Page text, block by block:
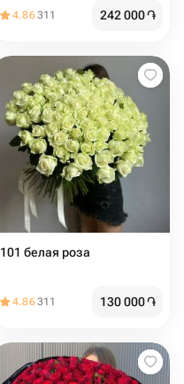
4.86311 242 000֏
101 белая роза
4.86311 130 000֏